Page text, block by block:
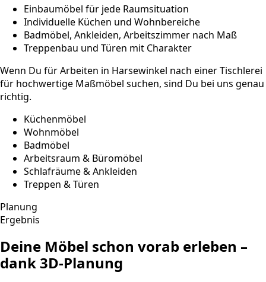
Einbaumöbel für jede Raumsituation
Individuelle Küchen und Wohnbereiche
Badmöbel, Ankleiden, Arbeitszimmer nach Maß
Treppenbau und Türen mit Charakter
Wenn Du für Arbeiten in Harsewinkel nach einer Tischlerei
für hochwertige Maßmöbel suchen, sind Du bei uns genau
richtig.
Küchenmöbel
Wohnmöbel
Badmöbel
Arbeitsraum & Büromöbel
Schlafräume & Ankleiden
Treppen & Türen
Planung
Ergebnis
Deine Möbel schon vorab erleben –
dank 3D-Planung